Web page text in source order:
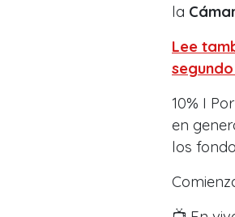
la
Lee
10% I
en
los